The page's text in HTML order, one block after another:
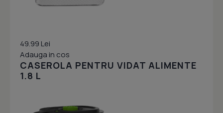
49.99 Lei
Adauga in cos
CASEROLA PENTRU VIDAT ALIMENTE
1.8 L